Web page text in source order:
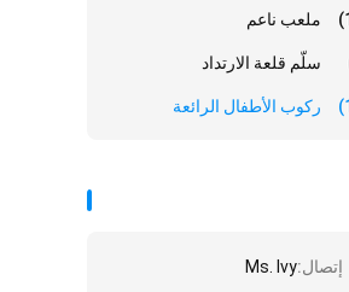
ملعب ناعم
سلّم قلعة الارتداد
ركوب الأطفال الرائعة
إتصال:Ms. Ivy